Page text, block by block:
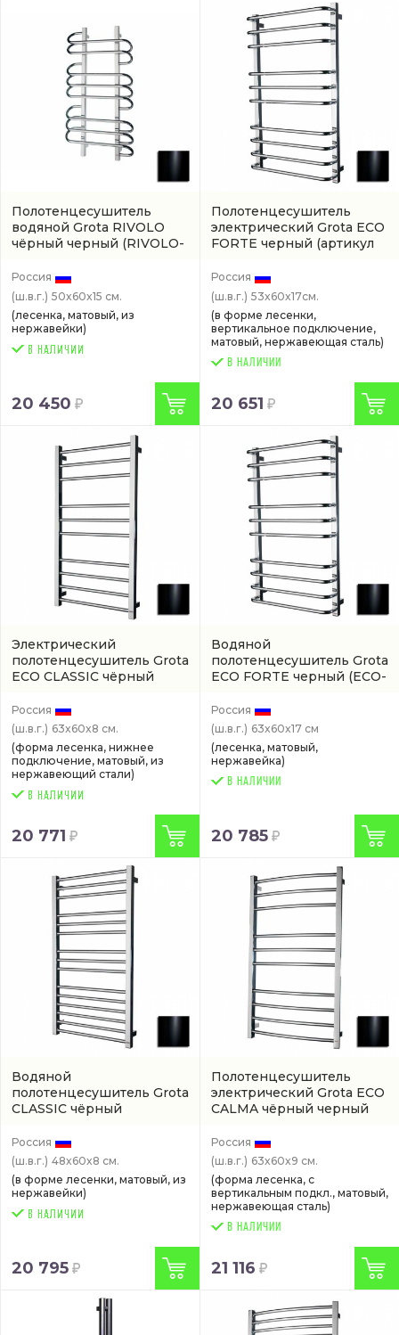
Полотенцесушитель
водяной Grota RIVOLO
чёрный черный (RIVOLO-
Россия
(ш.в.г.) 50x60x15 см.
(лесенка, матовый, из
нержавейки)
20 450
Полотенцесушитель
электрический Grota ECO
FORTE черный (артикул
BL)
Россия
(ш.в.г.) 53x60x17см.
(в форме лесенки,
вертикальное подключение,
матовый, нержавеющая сталь)
В НАЛИЧИИ
20 651
Электрический
полотенцесушитель Grota
ECO CLASSIC чёрный
EL630600-BL)
Россия
(ш.в.г.) 63x60x8 см.
(форма лесенка, нижнее
подключение, матовый, из
нержавеющий стали)
20 771
Водяной
полотенцесушитель Grota
ECO FORTE черный (ECO-
Россия
(ш.в.г.) 63x60x17 см
(лесенка, матовый,
нержавейка)
В НАЛИЧИИ
20 785
Водяной
полотенцесушитель Grota
CLASSIC чёрный
Россия
(ш.в.г.) 48x60x8 см.
(в форме лесенки, матовый, из
нержавейки)
20 795
Полотенцесушитель
электрический Grota ECO
CALMA чёрный черный
BL)
Россия
(ш.в.г.) 63x60x9 см.
(форма лесенка, с
вертикальным подкл., матовый,
нержавеющая сталь)
В НАЛИЧИИ
21 116